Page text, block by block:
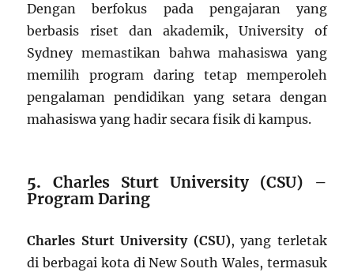
Dengan berfokus pada pengajaran yang
berbasis riset dan akademik, University of
Sydney memastikan bahwa mahasiswa yang
memilih program daring tetap memperoleh
pengalaman pendidikan yang setara dengan
mahasiswa yang hadir secara fisik di kampus.
5. Charles Sturt University (CSU) –
Program Daring
Charles Sturt University (CSU), yang terletak
di berbagai kota di New South Wales, termasuk